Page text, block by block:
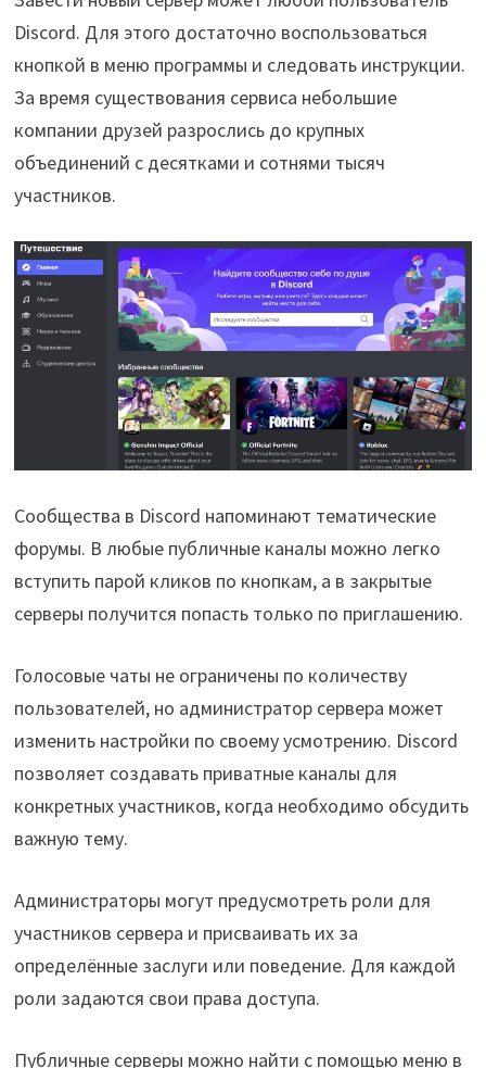
Discord. Для этого достаточно воспользоваться
кнопкой в меню программы и следовать инструкции.
За время существования сервиса небольшие
компании друзей разрослись до крупных
объединений с десятками и сотнями тысяч
участников.
Сообщества в Discord напоминают тематические
форумы. В любые публичные каналы можно легко
вступить парой кликов по кнопкам, а в закрытые
серверы получится попасть только по приглашению.
Голосовые чаты не ограничены по количеству
пользователей, но администратор сервера может
изменить настройки по своему усмотрению. Discord
позволяет создавать приватные каналы для
конкретных участников, когда необходимо обсудить
важную тему.
Администраторы могут предусмотреть роли для
участников сервера и присваивать их за
определённые заслуги или поведение. Для каждой
роли задаются свои права доступа.
Публичные серверы можно найти с помощью меню в